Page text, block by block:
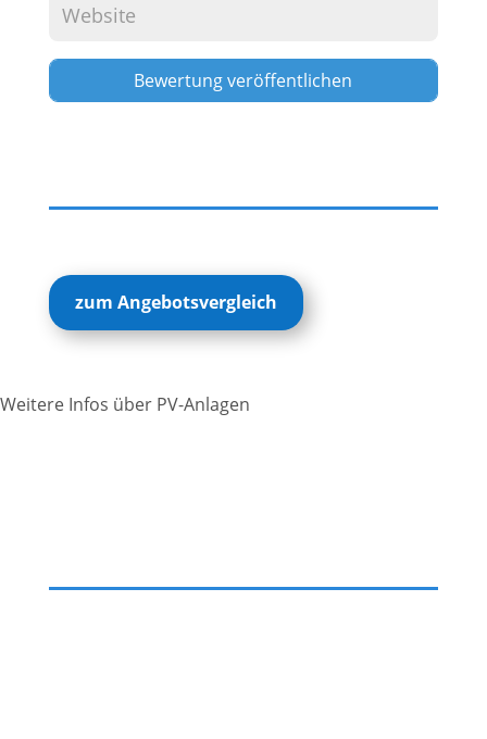
zum Angebotsvergleich
Weitere Infos über PV-Anlagen